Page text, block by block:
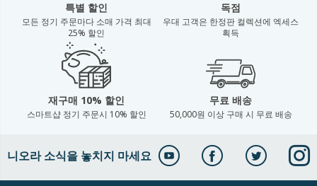
특별 할인
모든 정기 주문마다 소매 가격 최대
25% 할인
독점
우대 고객은 한정판 컬렉션에 엑세스
획득
재구매 10% 할인
스마트샵 정기 주문시 10% 할인
무료 배송
50,000원 이상 구매 시 무료 배송
니오라 소식을 놓치지 마세요